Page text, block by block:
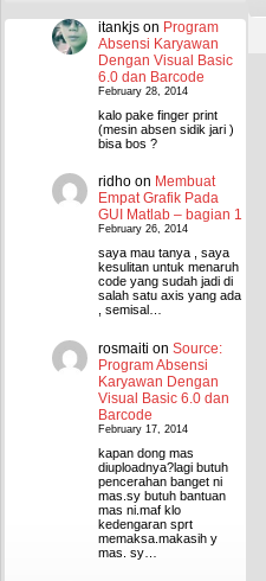
itankjs on Program
Absensi Karyawan
Dengan Visual Basic
6.0 dan Barcode
February 28, 2014
kalo pake finger print
(mesin absen sidik jari )
bisa bos ?
ridho on Membuat
Empat Grafik Pada
GUI Matlab – bagian 1
February 26, 2014
saya mau tanya , saya
kesulitan untuk menaruh
code yang sudah jadi di
salah satu axis yang ada
, semisal…
rosmaiti on Source:
Program Absensi
Karyawan Dengan
Visual Basic 6.0 dan
Barcode
February 17, 2014
kapan dong mas
diuploadnya?lagi butuh
pencerahan banget ni
mas.sy butuh bantuan
mas ni.maf klo
kedengaran sprt
memaksa.makasih y
mas. sy…